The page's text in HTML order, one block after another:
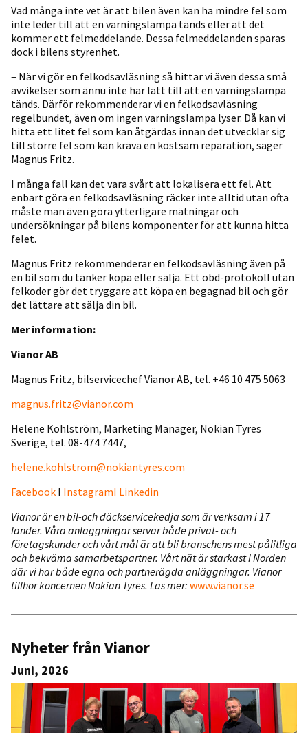
Vad många inte vet är att bilen även kan ha mindre fel som
inte leder till att en varningslampa tänds eller att det
kommer ett felmeddelande. Dessa felmeddelanden sparas
dock i bilens styrenhet.
– När vi gör en felkodsavläsning så hittar vi även dessa små
avvikelser som ännu inte har lätt till att en varningslampa
tänds. Därför rekommenderar vi en felkodsavläsning
regelbundet, även om ingen varningslampa lyser. Då kan vi
hitta ett litet fel som kan åtgärdas innan det utvecklar sig
till större fel som kan kräva en kostsam reparation, säger
Magnus Fritz.
I många fall kan det vara svårt att lokalisera ett fel. Att
enbart göra en felkodsavläsning räcker inte alltid utan ofta
måste man även göra ytterligare mätningar och
undersökningar på bilens komponenter för att kunna hitta
felet.
Magnus Fritz rekommenderar en felkodsavläsning även på
en bil som du tänker köpa eller sälja. Ett obd-protokoll utan
felkoder gör det tryggare att köpa en begagnad bil och gör
det lättare att sälja din bil.
Mer information:
Vianor AB
Magnus Fritz, bilservicechef Vianor AB, tel. +46 10 475 5063
magnus.fritz@vianor.com
Helene Kohlström, Marketing Manager, Nokian Tyres
Sverige, tel. 08-474 7447,
helene.kohlstrom@nokiantyres.com
Facebook I InstagramI Linkedin
Vianor är en bil-och däckservicekedja som är verksam i 17
länder. Våra anläggningar servar både privat- och
företagskunder och vårt mål är att bli branschens mest pålitliga
och bekväma samarbetspartner. Vårt nät är starkast i Norden
där vi har både egna och partnerägda anläggningar. Vianor
tillhör koncernen Nokian Tyres. Läs mer: www.vianor.se
Nyheter från Vianor
Juni, 2026